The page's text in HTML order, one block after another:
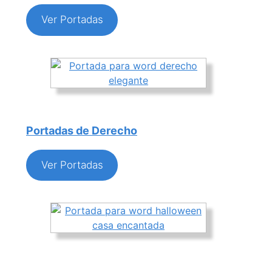
Ver Portadas
Portadas de Derecho
Ver Portadas